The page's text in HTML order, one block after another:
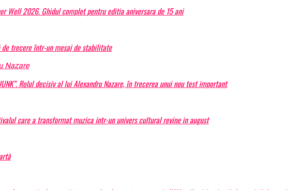
Well 2026. Ghidul complet pentru editia aniversara de 15 ani
de trecere într-un mesaj de stabilitate
Rolul decisiv al lui Alexandru Nazare, în trecerea unui nou test important
care a transformat muzica intr-un univers cultural revine in august